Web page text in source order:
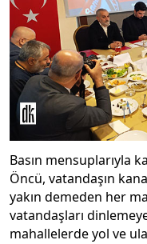
Basın mensuplarıyla
Öncü, vatandaşın
yakın demeden her
vatandaşları
mahallelerde yol ve